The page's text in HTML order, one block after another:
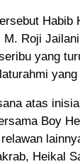
Habib
Roji
yang
atas
Boy
Heikal